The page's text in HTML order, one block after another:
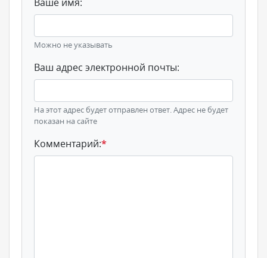
Можно не указывать
Ваш адрес электронной почты:
На этот адрес будет отправлен ответ. Адрес не будет
показан на сайте
Комментарий:*